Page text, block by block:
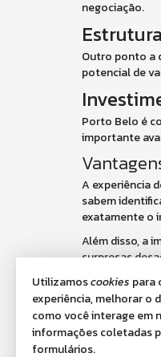
negociação.
Outro ponto a
potencial de
Porto Belo é
importante
A experiência
sabem
exatamente o
Além disso, a
surpresas
Como
O segredo
sobre suas
Em Porto
Utilizamoscookies para
experiência, melhorar o
como você interage em
informações coletadas
formulários.